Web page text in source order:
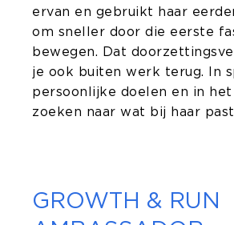
ervan en gebruikt haar
om sneller door die eerste
bewegen. Dat
je ook buiten werk terug. In
persoonlijke doelen en in
zoeken naar wat bij haar
GROWTH & RUN